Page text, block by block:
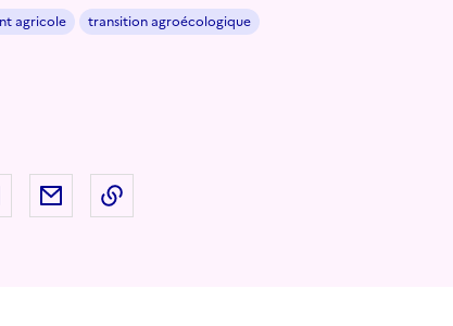
agricole transition agroécologique
sur Twitter
Partager sur LinkedIn
Partager par email